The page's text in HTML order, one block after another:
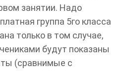
занятии. Надо
группа 5го класса
только в том случае,
будут показаны
(сравнимые с